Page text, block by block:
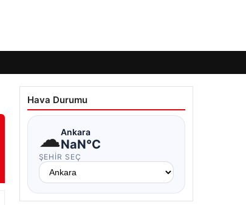
Hava Durumu
☁Ankara
NaN°C
ŞEHIR SEÇ